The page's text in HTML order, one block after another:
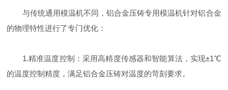
与传统通用模温机不同，铝合金压铸专用模温机针对铝合金
的物理特性进行了专门优化：
1.精准温度控制：采用高精度传感器和智能算法，实现±1℃
的温度控制精度，满足铝合金压铸对温度的苛刻要求。